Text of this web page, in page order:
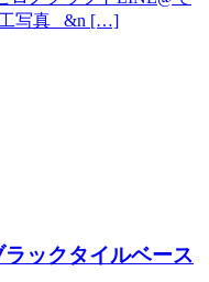
写真 &n […]
ックタイルベース